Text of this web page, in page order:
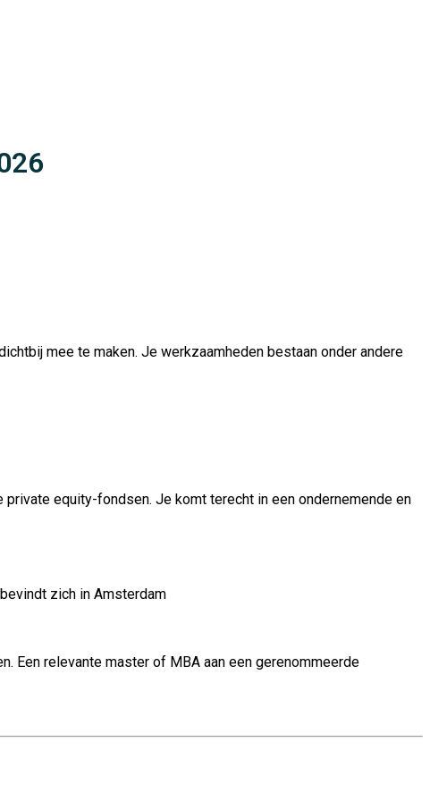
mee te maken. Je werkzaamheden bestaan onder andere
private equity-fondsen. Je komt terecht in een ondernemende en
zich in Amsterdam
Een relevante master of MBA aan een gerenommeerde